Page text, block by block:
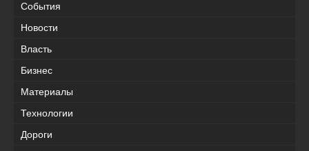
События
Новости
Власть
Бизнес
Материалы
Технологии
Дороги